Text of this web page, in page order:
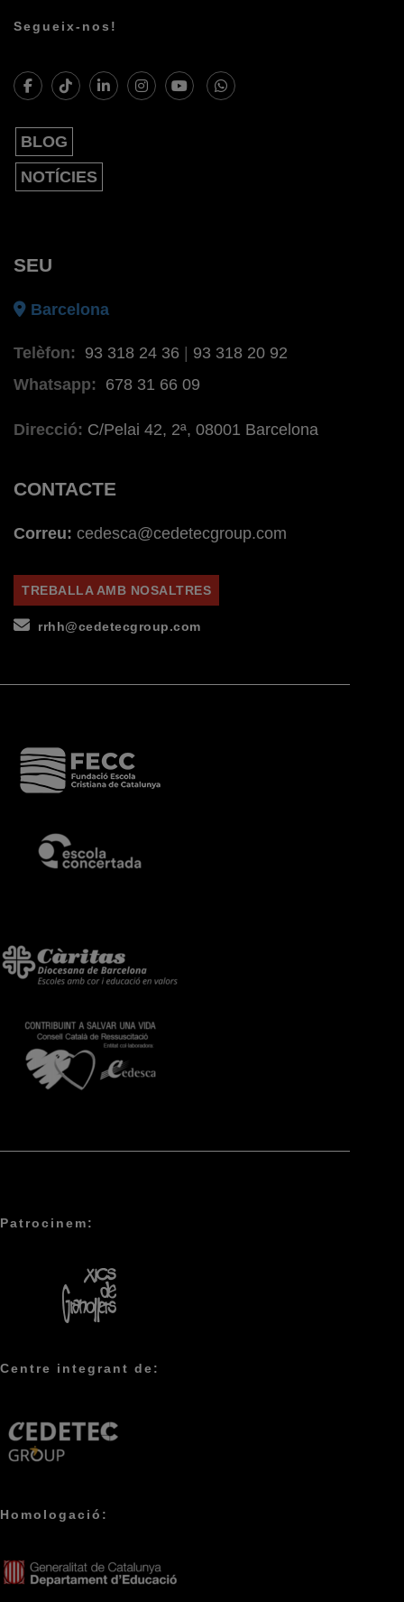
Segueix-nos!
BLOG
NOTÍCIES
SEU
Barcelona
Telèfon: 93 318 24 36
93 318 20 92
Whatsapp:
678 31 66 09
Direcció: C/Pelai 42, 2ª, 08001 Barcelona
CONTACTE
Correu: cedesca@cedetecgroup.com
TREBALLA AMB NOSALTRES
rrhh@cedetecgroup.com
Patrocinem:
Centre integrant de:
Homologació: